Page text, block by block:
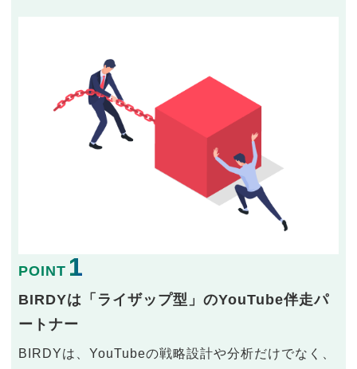
POINT 1
BIRDYは「ライザップ型」のYouTube伴走パ
ートナー
BIRDYは、YouTubeの戦略設計や分析だけでなく、